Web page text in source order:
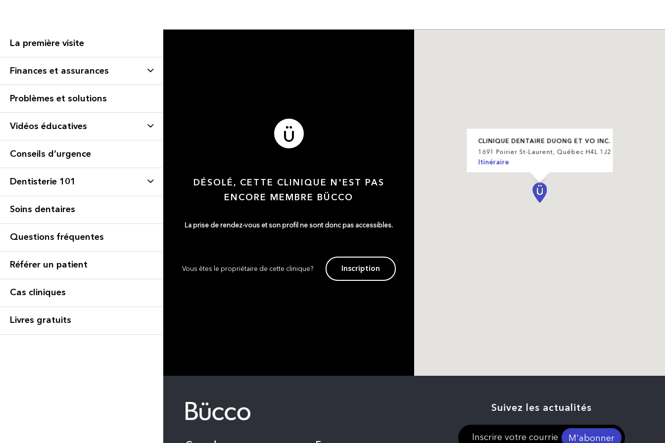
La première visite
Finances et assurances
Problèmes et solutions
Vidéos éducatives
Conseils d’urgence
Dentisterie 101
Soins dentaires
Questions fréquentes
Référer un patient
Cas cliniques
Livres gratuits
DÉSOLÉ, CETTE CLINIQUE N'EST PAS
ENCORE MEMBRE BÜCCO
La prise de rendez-vous et son profil ne sont donc pas accessibles.
Vous êtes le propriétaire de cette clinique? Inscription
CLINIQUE DENTAIRE DUONG ET VO INC.
1691 Poirier St-Laurent, Québec H4L 1J2
Itinéraire
Suivez les actualités
M'abonner